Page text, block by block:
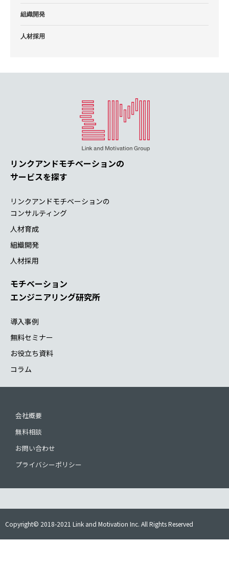
組織開発
人材採用
リンクアンドモチベーションの
サービスを探す
リンクアンドモチベーションの
コンサルティング
人材育成
組織開発
人材採用
モチベーション
エンジニアリング研究所
導入事例
無料セミナー
お役立ち資料
コラム
会社概要
無料相談
お問い合わせ
プライバシーポリシー
Copyright© 2018-2021 Link and Motivation Inc. All Rights Reserved